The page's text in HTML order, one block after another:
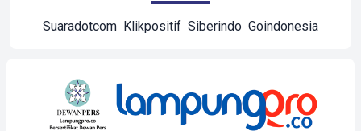
Suaradotcom Klikpositif Siberindo Goindonesia